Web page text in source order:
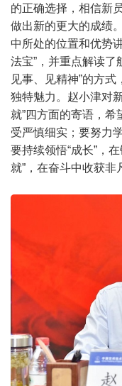
的正确选择，相信新
做出新的更大的成绩
中所处的位置和优势
法宝”，并重点解读了
见事、见精神”的方
独特魅力。赵小津对
就”四方面的寄语，希
受严慎细实；要努力
要持续领悟“成长”，
就”，在奋斗中收获非